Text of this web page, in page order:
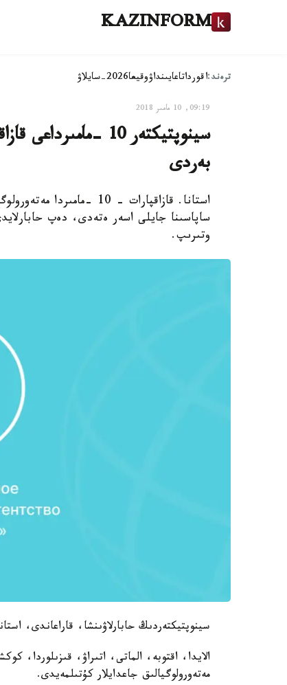
KAZINFORM
ترەند:اقورداتاعايىنداۋوقيعا2026-سايلاۋ
09:19, 10 مامىر 2018
سينوپتيكتەر 10 -
بەردى
استانا. قازاقپارات - 10 -
ساپاسىنا جايلى اسەر ەتەدى، دەپ
وتىرىپ.
سينوپتيكتەردىڭ حابارلاۋىنشا، قاراعاندى،
الايدا، اقتوبە، الماتى، اتىراۋ، قىزىلوردا،
مەتەورولوگيالىق جاعدايلار كۇتىلمەيدى.